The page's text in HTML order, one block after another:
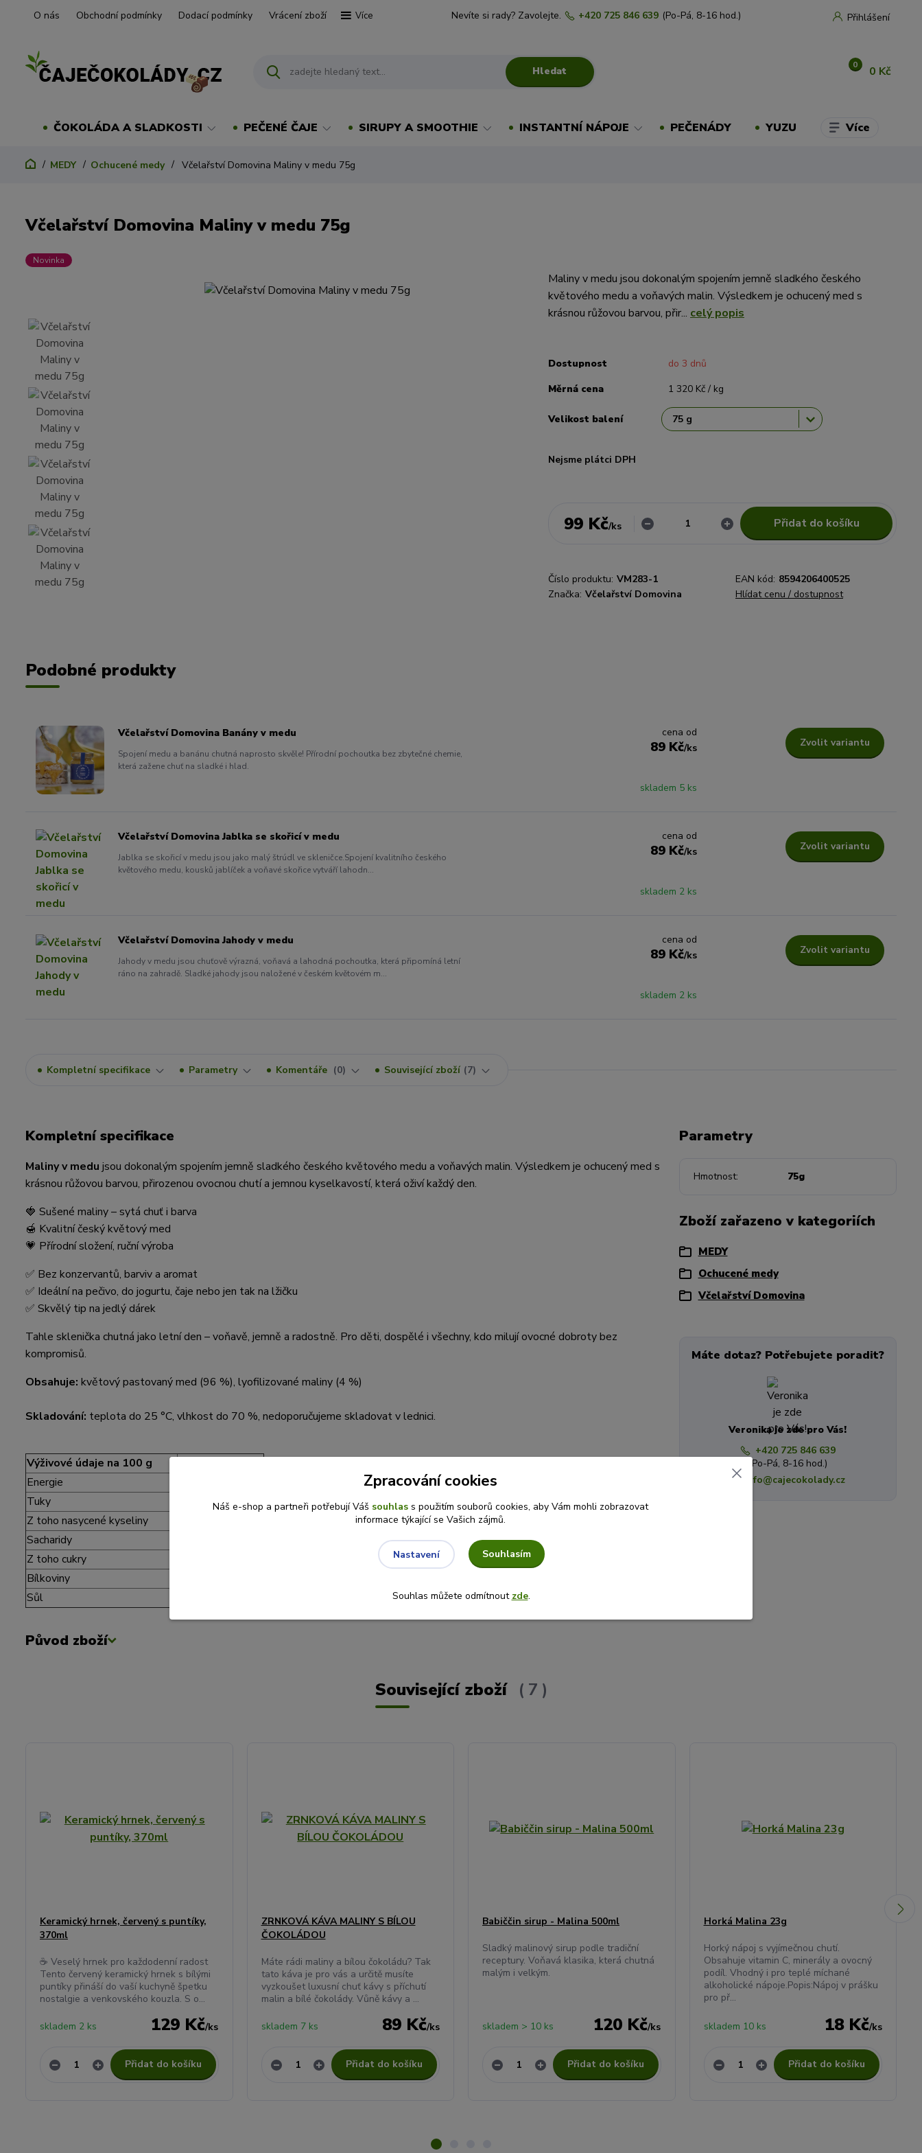
O nás Obchodní podmínky Dodací podmínky Vrácení zboží Více Přihlášení
Hledat
Nevíte si rady? Zavolejte. +420 725 846 639 (Po-Pá, 8-16 hod.)
0 0 Kč
ČOKOLÁDA A SLADKOSTI PEČENÉ ČAJE SIRUPY A SMOOTHIE INSTANTNÍ NÁPOJE PEČENÁDY YUZU Více
MEDY Ochucené medy Včelařství Domovina Maliny v medu 75g
Včelařství Domovina Maliny v medu 75g
Novinka
Maliny v medu jsou dokonalým spojením jemně sladkého českého
květového medu a voňavých malin. Výsledkem je ochucený med s
krásnou růžovou barvou, přir... celý popis
Dostupnost
do 3 dnů
Měrná cena
1 320 Kč / kg
Velikost balení
Nejsme plátci DPH
99 Kč/ks Přidat do košíku
Číslo produktu: VM283-1 EAN kód: 8594206400525
Značka: Včelařství Domovina Hlídat cenu / dostupnost
Podobné produkty
Včelařství Domovina Banány v medu
Spojení medu a banánu chutná naprosto skvěle! Přírodní pochoutka bez zbytečné chemie,
která zažene chuť na sladké i hlad.
cena od
89 Kč/ks
skladem 5 ks
Zvolit variantu
Včelařství Domovina Jablka se skořicí v medu
Jablka se skořicí v medu jsou jako malý štrúdl ve skleničce.Spojení kvalitního českého
květového medu, kousků jablíček a voňavé skořice vytváří lahodn...
cena od
89 Kč/ks
skladem 2 ks
Zvolit variantu
Včelařství Domovina Jahody v medu
Jahody v medu jsou chuťově výrazná, voňavá a lahodná pochoutka, která připomíná letní
ráno na zahradě. Sladké jahody jsou naložené v českém květovém m...
cena od
89 Kč/ks
skladem 2 ks
Zvolit variantu
Kompletní specifikace Parametry Komentáře 0 Související zboží 7
Kompletní specifikace
Maliny v medu jsou dokonalým spojením jemně sladkého českého květového medu a voňavých malin. Výsledkem je ochucený med s
krásnou růžovou barvou, přirozenou ovocnou chutí a jemnou kyselkavostí, která oživí každý den.
🍓 Sušené maliny – sytá chuť i barva
🍯 Kvalitní český květový med
💗 Přírodní složení, ruční výroba
✅ Bez konzervantů, barviv a aromat
✅ Ideální na pečivo, do jogurtu, čaje nebo jen tak na lžičku
✅ Skvělý tip na jedlý dárek
Tahle sklenička chutná jako letní den – voňavě, jemně a radostně. Pro děti, dospělé i všechny, kdo milují ovocné dobroty bez
kompromisů.
Obsahuje: květový pastovaný med (96 %), lyofilizované maliny (4 %)
Skladování: teplota do 25 °C, vlhkost do 70 %, nedoporučujeme skladovat v lednici.
Výživové údaje na 100 g
Energie
Tuky
Z toho nasycené kyseliny
Sacharidy
Z toho cukry
Bílkoviny
Sůl
Původ zboží
Parametry
Hmotnost 75g
Zboží zařazeno v kategoriích
MEDY
Ochucené medy
Včelařství Domovina
Máte dotaz? Potřebujete poradit?
Veronika je zde pro Vás!
+420 725 846 639
(Po-Pá, 8-16 hod.)
info@cajecokolady.cz
Související zboží 7
Keramický hrnek, červený s puntíky,
370ml
☕ Veselý hrnek pro každodenní radost
Tento červený keramický hrnek s bílými
puntíky přináší do vaší kuchyně špetku
nostalgie a venkovského kouzla. S o...
129 Kč/ks
skladem 2 ks
Přidat do košíku
ZRNKOVÁ KÁVA MALINY S BÍLOU
ČOKOLÁDOU
Máte rádi maliny a bílou čokoládu? Tak
tato káva je pro vás a určitě musíte
vyzkoušet luxusní chuť kávy s příchutí
malin a bílé čokolády. Vůně kávy a ...
89 Kč/ks
skladem 7 ks
Přidat do košíku
Babiččin sirup - Malina 500ml
Sladký malinový sirup podle tradiční
receptury. Voňavá klasika, která chutná
malým i velkým.
120 Kč/ks
skladem > 10 ks
Přidat do košíku
Horká Malina 23g
Horký nápoj s vyjímečnou chutí.
Obsahuje vitamin C, minerály a ovocný
podíl. Vhodný i pro teplé míchané
alkoholické nápoje.Popis:Nápoj v prášku
pro př...
18 Kč/ks
skladem 10 ks
Přidat do košíku
Zpracování cookies
Náš e-shop a partneři potřebují Váš souhlass použitím souborů cookies, aby Vám mohli zobrazovat
informace týkající se Vašich zájmů.
Nastavení Souhlasím
Souhlas můžete odmítnout zde.